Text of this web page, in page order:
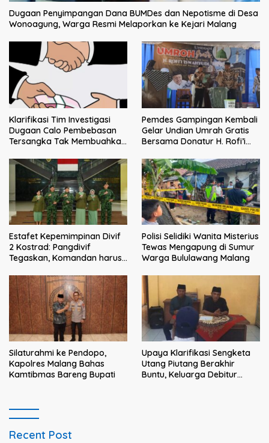
Dugaan Penyimpangan Dana BUMDes dan Nepotisme di Desa
Wonoagung, Warga Resmi Melaporkan ke Kejari Malang
Klarifikasi Tim Investigasi
Dugaan Calo Pembebasan
Tersangka Tak Membuahkan
Pemdes Gampingan Kembali
Gelar Undian Umrah Gratis
Bersama Donatur H. Rofi’i
bagi Pejuang Sosial
Estafet Kepemimpinan Divif
2 Kostrad: Pangdivif
Tegaskan, Komandan harus
dan solusi bagi prajurit
Polisi Selidiki Wanita Misterius
Tewas Mengapung di Sumur
Warga Bululawang Malang
Silaturahmi ke Pendopo,
Kapolres Malang Bahas
Kamtibmas Bareng Bupati
Upaya Klarifikasi Sengketa
Utang Piutang Berakhir
Buntu, Keluarga Debitur
Recent Post